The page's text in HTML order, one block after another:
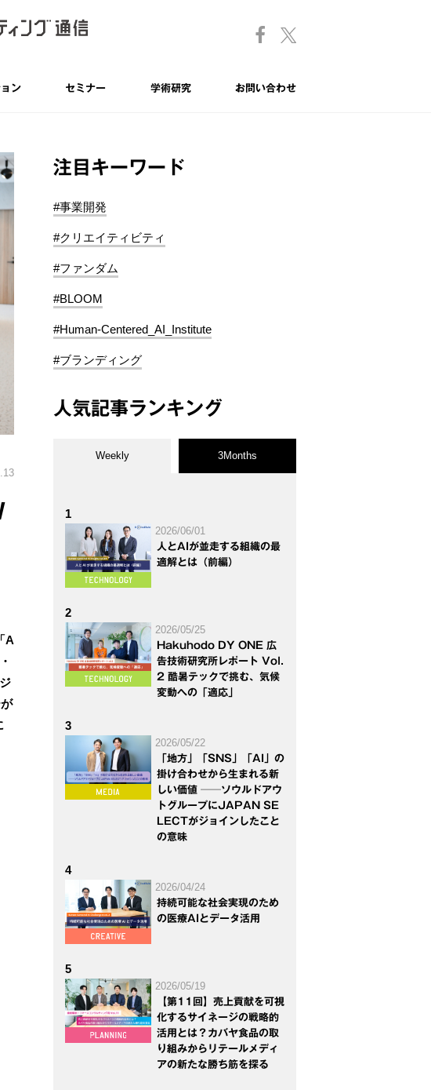
ン セミナー 学術研究 お問い合わせ
A
注目キーワード
#事業開発
#クリエイティビティ
#ファンダム
#BLOOM
#Human-Centered_AI_Institute
#ブランディング
人気記事ランキング
Weekly 3Months
1
2026/06/01
人とAIが並走する組織の最
適解とは（前編）
2
2026/05/25
Hakuhodo DY ONE 広
告技術研究所レポート Vol.
2 酷暑テックで挑む、気候
変動への「適応」
3
2026/05/22
「地方」「SNS」「AI」の
掛け合わせから生まれる新
しい価値 ──ソウルドアウ
トグループにJAPAN SE
LECTがジョインしたこと
の意味
4
2026/04/24
持続可能な社会実現のため
の医療AIとデータ活用
5
2026/05/19
【第11回】売上貢献を可視
化するサイネージの戦略的
活用とは？カバヤ食品の取
り組みからリテールメディ
アの新たな勝ち筋を探る